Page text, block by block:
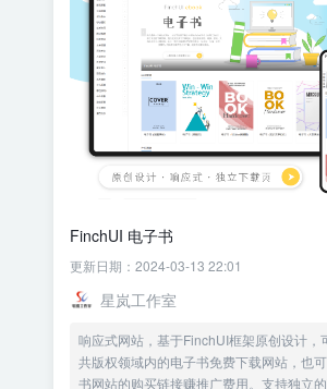
FinchUI 电子书
更新日期：2024-03-13 22:01
星岚工作室
响应式网站，基于FinchUI框架原创设计，
共版权领域内的电子书免费下载网站，也
书网站的购买链接赚推广费用。支持独立